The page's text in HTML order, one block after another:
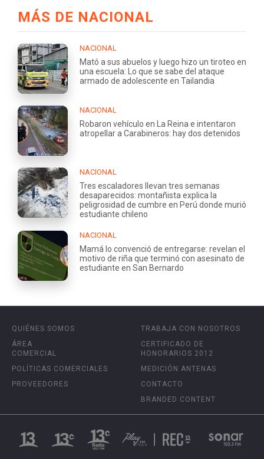
MÁS DE NACIONAL
NACIONAL
Mató a sus abuelos y luego hizo un tiroteo en
una escuela: Lo que se sabe del ataque
armado de adolescente en Tailandia
NACIONAL
Robaron vehículo en La Reina e intentaron
atropellar a Carabineros: hay dos detenidos
NACIONAL
Tres escaladores llevan tres semanas
desaparecidos: montañista explica la
peligrosidad de cumbre en Perú donde murió
estudiante chileno
NACIONAL
Mamá lo convenció de entregarse: revelan el
motivo de riña que terminó con asesinato de
estudiante en San Bernardo
QUIÉNES SOMOS
ÁREA
COMERCIAL
POLÍTICAS COMERCIALES
PROVEEDORES
TRABAJA CON NOSOTROS
CERTIFICADO DE
HONORARIOS 2012
MEDICIÓN ANTENAS
CONTACTO
BRANDED CONTENT